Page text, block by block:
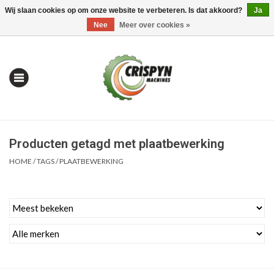
0 Artikelen - €0,00 Mijn account / Registreren
| Alles om te Meten |
Producten getagd met plaatbewerking
HOME /TAGS/PLAATBEWERKING
Wij slaan cookies op om onze website te verbeteren. Is dat akkoord?
Ja
Nee
Meer over cookies »